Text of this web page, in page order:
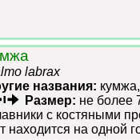
labrax
названия:
Размер: не более
с костяными
находится на одной